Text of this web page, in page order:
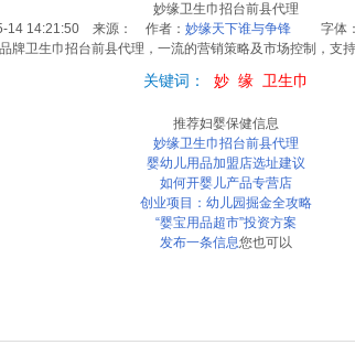
妙缘卫生巾招台前县代理
14 14:21:50 来源： 作者： 妙缘天下谁与争锋字体：
牌卫生巾招台前县代理，一流的营销策略及市场控制，支
关键词： 妙 缘 卫生巾
推荐妇婴保健信息
妙缘卫生巾招台前县代理
婴幼儿用品加盟店选址建议
如何开婴儿产品专营店
创业项目：幼儿园掘金全攻略
“婴宝用品超市”投资方案
发布一条信息您也可以